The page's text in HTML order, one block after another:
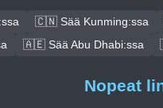
🇨🇳 Sää Kunming:ssa
🇦🇪 Sää Abu Dhabi:ssa
Nopeat